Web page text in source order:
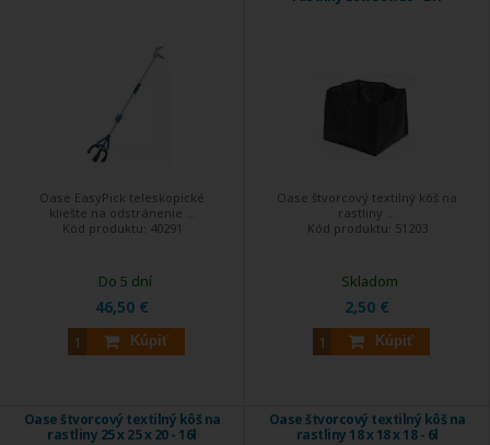
Oase EasyPick teleskopické
kliešte na odstránenie ...
Kód produktu: 40291
46,50 €
Kúpiť
Do 5 dní
Oase štvorcový textilný kôš na
rastliny ...
Kód produktu: 51203
2,50 €
Kúpiť
Skladom
Oase štvorcový textilný kôš na
rastliny 25 x 25 x 20 - 16l
Oase štvorcový textilný kôš na
rastliny 18 x 18 x 18 - 6l